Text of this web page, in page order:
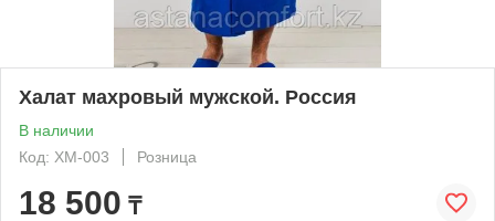
Халат махровый мужской. Россия
В наличии
Код: ХМ-003
Розница
18 500 ₸